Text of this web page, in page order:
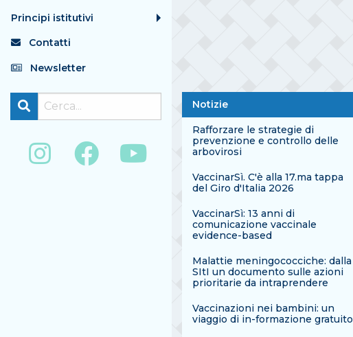
Principi istitutivi
Contatti
Newsletter
Notizie
Rafforzare le strategie di
prevenzione e controllo delle
arbovirosi
VaccinarSì. C'è alla 17.ma tappa
del Giro d'Italia 2026
VaccinarSì: 13 anni di
comunicazione vaccinale
evidence-based
Malattie meningococciche: dalla
SItI un documento sulle azioni
prioritarie da intraprendere
Vaccinazioni nei bambini: un
viaggio di in-formazione gratuito